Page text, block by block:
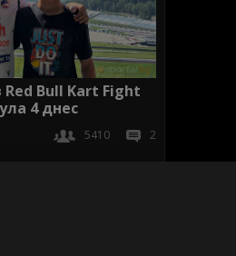
Bull Kart Fight
4 днес
5410 2